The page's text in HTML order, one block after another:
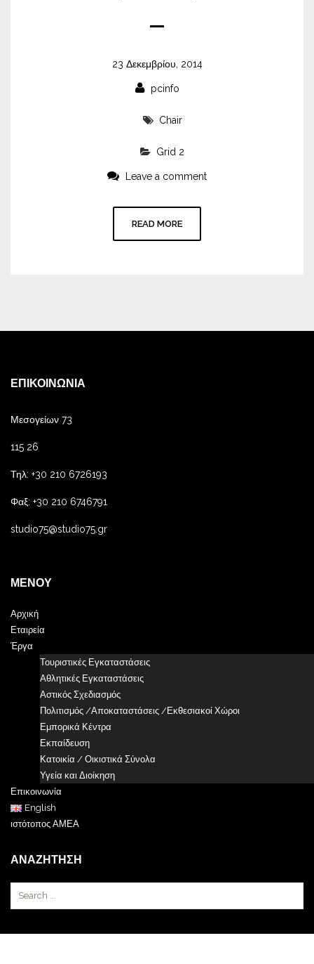
23 Δεκεμβρίου, 2014
pcinfo
Chair
Grid 2
Leave a comment
READ MORE
ΕΠΙΚΟΙΝΩΝΊΑ
Μεσογείων 73
115 26
Τηλ: +30 210 6726193
Φαξ: +30 210 6746791
studio75@studio75.gr
ΜΕΝΟΎ
Αρχική
Εταιρεία
Έργα
Τουριστικές Εγκαταστάσεις
Αθλητικές Εγκαταστάσεις
Αστικός Σχεδιασμός
Πολιτισμός /Αποκαταστάσεις /Εκθεσιακοί Χώροι
Εμπορικά Κέντρα
Εκπαίδευση
Κατοικία / Οικιστικά Σύνολα
Υγεία και Διοίκηση
Επικοινωνία
English
ιστότοπος ΑΜΕΑ
ΑΝΑΖΉΤΗΣΗ